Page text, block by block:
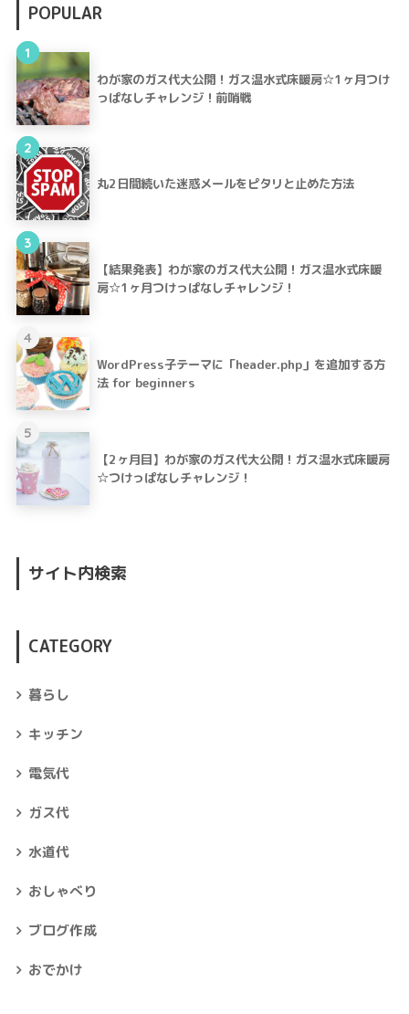
POPULAR
1
わが家のガス代大公開！ガス温水式床暖房☆1ヶ月つけ
っぱなしチャレンジ！前哨戦
2
丸2日間続いた迷惑メールをピタリと止めた方法
3
【結果発表】わが家のガス代大公開！ガス温水式床暖
房☆1ヶ月つけっぱなしチャレンジ！
4
WordPress子テーマに「header.php」を追加する方
法 for beginners
5
【2ヶ月目】わが家のガス代大公開！ガス温水式床暖房
☆つけっぱなしチャレンジ！
サイト内検索
CATEGORY
暮らし
キッチン
電気代
ガス代
水道代
おしゃべり
ブログ作成
おでかけ